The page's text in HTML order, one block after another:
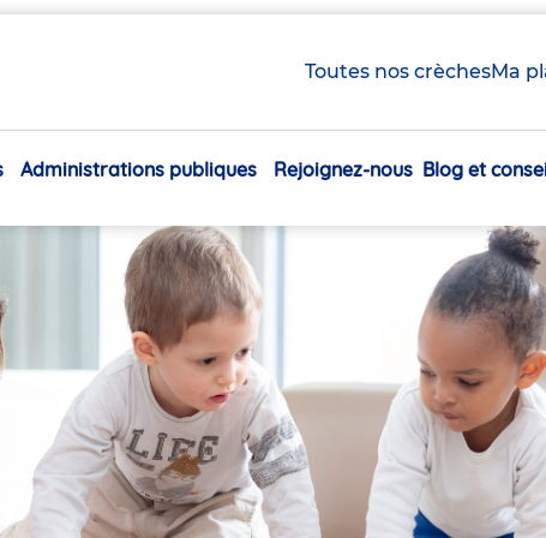
Toutes nos crèchesMa
Navigation
Administrations publiques Rejoignez-nous Blog et